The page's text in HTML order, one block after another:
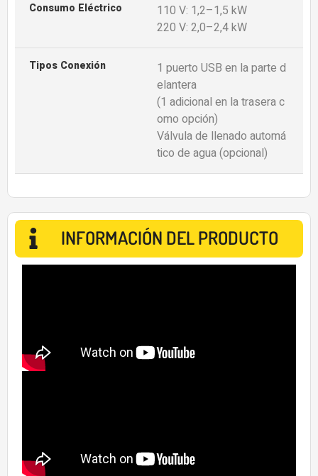
Consumo Eléctrico
110 V: 1,2–1,5 kW
220 V: 2,0–2,4 kW
Tipos Conexión
1 puerto USB en la parte d
elantera
(1 adicional en la trasera c
omo opción)
Válvula de llenado automá
tico de agua (opcional)
INFORMACIÓN DEL PRODUCTO